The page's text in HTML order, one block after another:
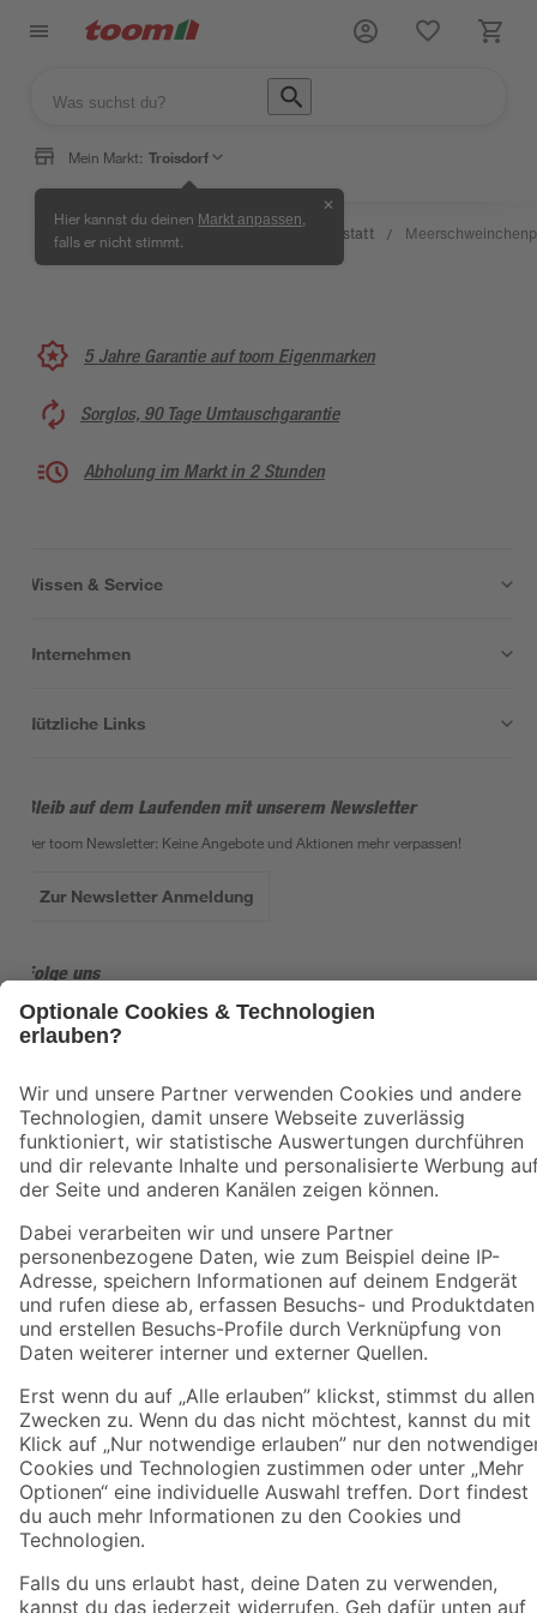
Mein Markt: Troisdorf
Hier kannst du deinen Markt anpassen
falls er nicht stimmt.
✕
Wissen
&
/
Selbermachen
& Ratgeber
Kreativwerkstatt /
5 Jahre Garantie auf toom Eigenmarken
Sorglos, 90 Tage Umtauschgarantie
Abholung im Markt in 2 Stunden
Wissen & Service
Unternehmen
Nützliche Links
Bleib auf dem Laufenden mit unserem Newsletter
Der toom Newsletter: Keine Angebote und Aktionen mehr verpassen!
Zur Newsletter Anmeldung
Folge uns
Zahlungsarten Versandarten
Sicher einkaufen
Jetzt die toom-App herunterladen
Alle Preisangaben in EUR inkl. gesetzl. MwSt.. Die dargestellten Angebote sind unter
Umständen nicht in allen Märkten verfügbar. Die angegebenen Verfügbarkeiten beziehen
sich auf den unter "Mein Markt" ausgewählten toom Baumarkt. Alle Angebote und
Produkte nur solange der Vorrat reicht.
fallen zusätzliche Versandkosten an.